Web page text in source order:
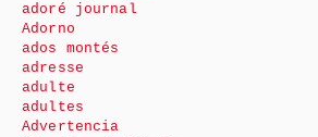
adoré journal
Adorno
ados montés
adresse
adulte
adultes
Advertencia